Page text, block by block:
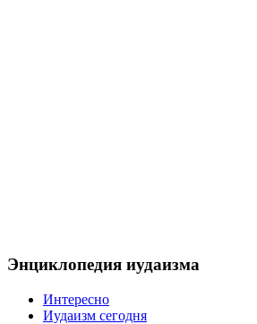
Энциклопедия иудаизма
Интересно
Иудаизм сегодня